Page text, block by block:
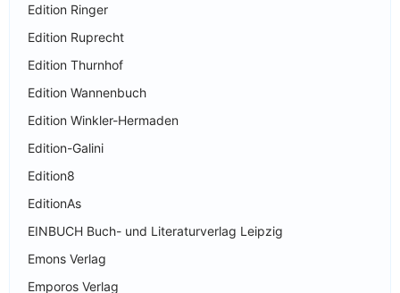
Edition Ringer
Edition Ruprecht
Edition Thurnhof
Edition Wannenbuch
Edition Winkler-Hermaden
Edition-Galini
Edition8
EditionAs
EINBUCH Buch- und Literaturverlag Leipzig
Emons Verlag
Emporos Verlag